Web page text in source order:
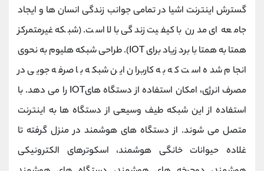
گسترش اینترنت اشیا در تمامی جوانب زندگی انسان ها و ایجاد
جامعه ای مدرن با کیفیت زندگی بالا است. (شبکه غیرمتمرکز
همتا به همتا با برد زیاد برای IOT). طراحی شبکه هلیوم به نحوی
انجام شده است که به کاربران این شبکه با صرفه جویی در
مصرف انرژی، امکان استفاده از دستگاه هایIOT را می دهد. با
استفاده از این شبکه طیف وسیعی از دستگاه ها به اینترنت
متصل می شوند. از دستگاه های هوشمند در منزل گرفته تا
غلاده حیوانات خانگی هوشمند، اسکوترهای الکترونیکی